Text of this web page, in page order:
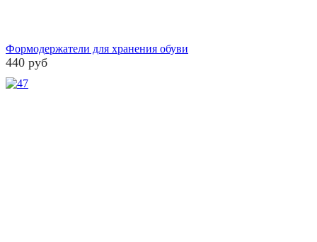
Формодержатели для хранения обуви
440 руб